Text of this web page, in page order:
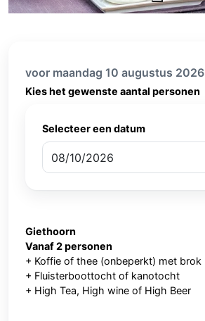
voor maandag 10 augustus 2026
Kies het gewenste aantal personen
Selecteer een datum
Giethoorn
Vanaf 2 personen
+ Koffie of thee (onbeperkt) met brok
+ Fluisterboottocht of kanotocht
+ High Tea, High wine of High Beer